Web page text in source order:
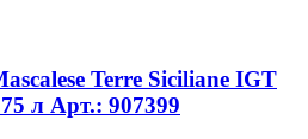
Terre Siciliane IGT
л Арт.: 907399